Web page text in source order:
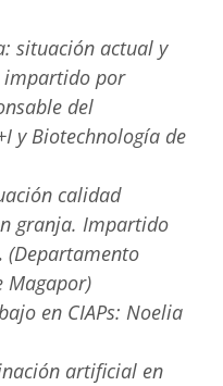
situación actual y
impartido por
del
y Biotechnología de
calidad
granja. Impartido
(Departamento
Magapor)
en CIAPs: Noelia
artificial en